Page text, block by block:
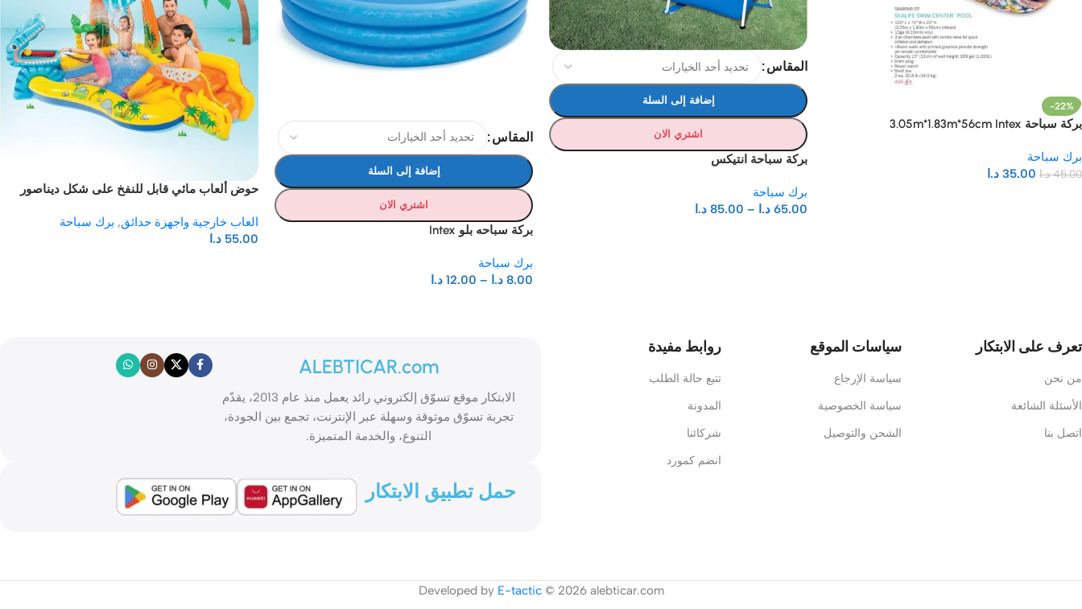
-22%
بركة سباحة 3.05m*1.83m*56cm Intex
برك سباحة
45.00 د.ا 35.00 د.ا
المقاس
إضافة إلى السلة
اشتري الان
بركة سباحة انتيكس
برك سباحة
65.00 د.ا –
85.00 د.ا
المقاس
إضافة إلى السلة
اشتري الان
بركة سباحه بلو Intex
برك سباحة
8.00 د.ا –
12.00 د.ا
حوض ألعاب مائي قابل للنفخ على شكل ديناصور
العاب خارجية واجهزة حدائق, برك سباحة
55.00 د.ا
تعرف على الابتكار
من نحن
الأسئلة الشائعة
اتصل بنا
سياسات الموقع
سياسة الإرجاع
سياسة الخصوصية
الشحن والتوصيل
روابط مفيدة
تتبع حالة الطلب
المدونة
شركائنا
انضم كمورد
ALEBTICAR.com
الابتكار موقع تسوّق إلكتروني رائد يعمل منذ عام 2013، يقدّم
تجربة تسوّق موثوقة وسهلة عبر الإنترنت، تجمع بين الجودة،
التنوع، والخدمة المتميزة.
حمل تطبيق الابتكار
Developed by E-tactic© 2026 alebticar.com